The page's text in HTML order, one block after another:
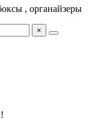
, органайзеры
×